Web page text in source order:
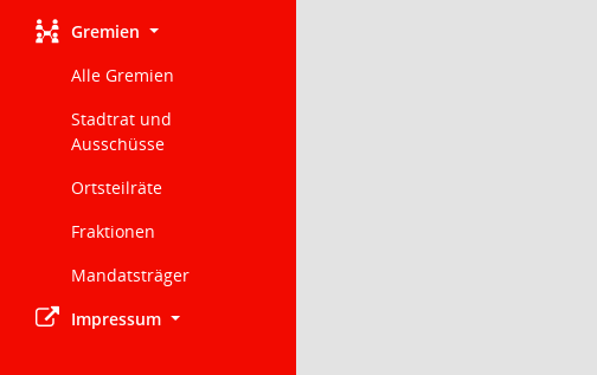
Gremien
Alle Gremien
Stadtrat und
Ausschüsse
Ortsteilräte
Fraktionen
Mandatsträger
Impressum